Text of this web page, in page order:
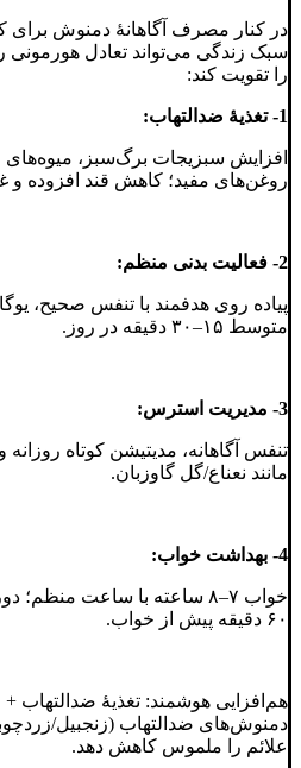
در کنار مصرف آگاهانهٔ دمنوش برای
سبک زندگی می‌تواند تعادل هورمونی
را تقویت کند:
1- تغذیهٔ ضدالتهاب:
افزایش سبزیجات برگ‌سبز، میوه‌های
روغن‌های مفید؛ کاهش قند افزوده و
2- فعالیت بدنی منظم:
پیاده روی هدفمند با تنفس صحیح،
متوسط ۱۵–۳۰ دقیقه در روز.
3- مدیریت استرس:
تنفس آگاهانه، مدیتیشن کوتاه
مانند نعناع/گل گاوزبان.
4- بهداشت خواب:
خواب ۷–۸ ساعته با ساعت
۶۰ دقیقه پیش از خواب.
هم‌افزایی هوشمند: تغذیهٔ ضدالتهاب
دمنوش‌های ضدالتهاب (زنجبیل/
علائم را ملموس کاهش دهد.